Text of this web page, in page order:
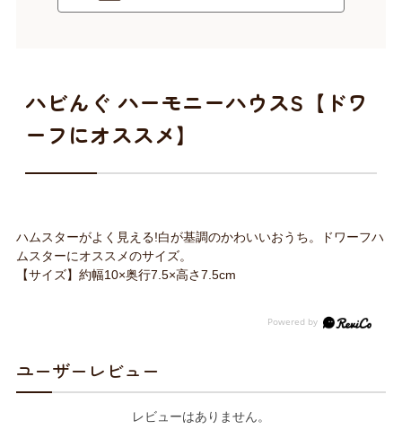
ハビんぐ ハーモニーハウスS【ドワ
ーフにオススメ】
ハムスターがよく見える!白が基調のかわいいおうち。ドワーフハ
ムスターにオススメのサイズ。
【サイズ】約幅10×奥行7.5×高さ7.5cm
ユーザーレビュー
レビューはありません。